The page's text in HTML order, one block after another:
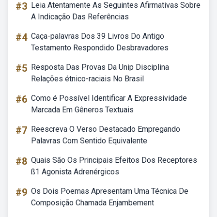
#3 Leia Atentamente As Seguintes Afirmativas Sobre
A Indicação Das Referências
#4 Caça-palavras Dos 39 Livros Do Antigo
Testamento Respondido Desbravadores
#5 Resposta Das Provas Da Unip Disciplina
Relações étnico-raciais No Brasil
#6 Como é Possível Identificar A Expressividade
Marcada Em Gêneros Textuais
#7 Reescreva O Verso Destacado Empregando
Palavras Com Sentido Equivalente
#8 Quais São Os Principais Efeitos Dos Receptores
ß1 Agonista Adrenérgicos
#9 Os Dois Poemas Apresentam Uma Técnica De
Composição Chamada Enjambement